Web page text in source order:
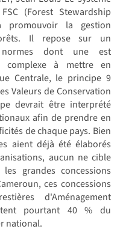
(Forest Stewardship
promouvoir la gestion
Il repose sur un
dont une est
complexe à mettre en
Centrale, le principe 9
Valeurs de Conservation
devrait être interprété
afin de prendre en
de chaque pays. Bien
aient déjà été élaborés
aucun ne cible
grandes concessions
ces concessions
d'Aménagement
pourtant 40 % du
national.